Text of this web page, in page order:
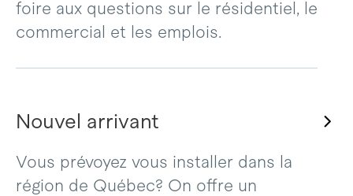
foire aux questions sur le résidentiel, le
commercial et les emplois.
Nouvel arrivant
Vous prévoyez vous installer dans la
région de Québec? On offre un